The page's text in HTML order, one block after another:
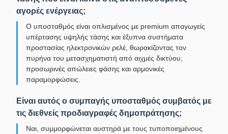
αγορές ενέργειας;
Ο υποσταθμός είναι οπλισμένος με premium απαγωγείς
υπέρτασης υψηλής τάσης και έξυπνα συστήματα
προστασίας ηλεκτρονικών ρελέ, θωρακίζοντας τον
πυρήνα του μετασχηματιστή από αιχμές δικτύου,
προσωρινές απώλειες φάσης και αρμονικές
παραμορφώσεις.
Είναι αυτός ο συμπαγής υποσταθμός συμβατός με
τις διεθνείς προδιαγραφές δημοπράτησης;
Ναι, συμμορφώνεται αυστηρά με τους τυποποιημένους